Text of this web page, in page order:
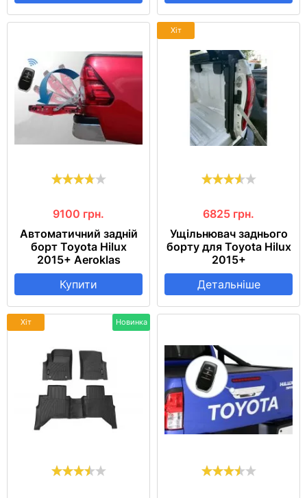
9100 грн.
Автоматичний задній
борт Toyota Hilux
2015+ Aeroklas
Купити
Хіт
6825 грн.
Ущільнювач заднього
борту для Toyota Hilux
2015+
Детальніше
Новинка
Хіт